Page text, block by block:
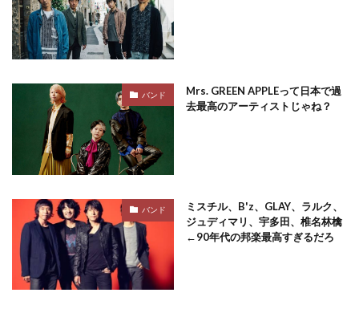
バンド
Mrs. GREEN APPLEって日本で過
去最高のアーティストじゃね？
バンド
ミスチル、B'z、GLAY、ラルク、
ジュディマリ、宇多田、椎名林檎
←90年代の邦楽最高すぎるだろ